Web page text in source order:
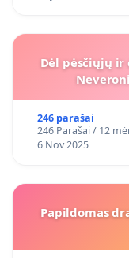
Dėl pėsčiųjų
246 parašai
246 Parašai / 12
6 Nov 2025
Papildomas